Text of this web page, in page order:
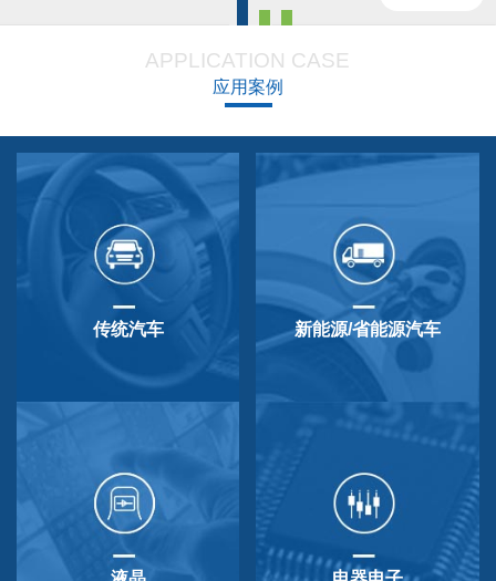
设回位弹簧，防震动防撞击功能强大，防尘防
QP-3HB标准相同。本产品在游船、铲运车的遥
控手柄、卡车离合器和换挡等方面要求较高的领
APPLICATION CASE
应用案例
传统汽车 新能源/省能源汽车